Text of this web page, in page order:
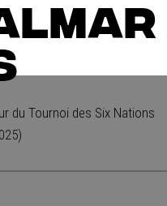
du Tournoi des Six Nations